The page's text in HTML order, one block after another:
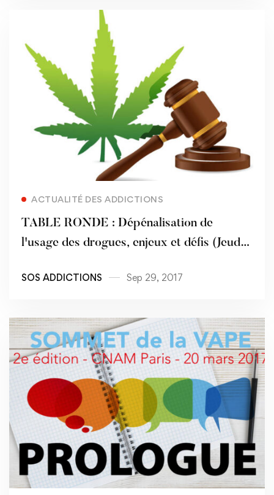
ACTUALITÉ DES ADDICTIONS
TABLE RONDE : Dépénalisation de
l'usage des drogues, enjeux et défis (Jeudi
SOS ADDICTIONS Sep 29, 2017